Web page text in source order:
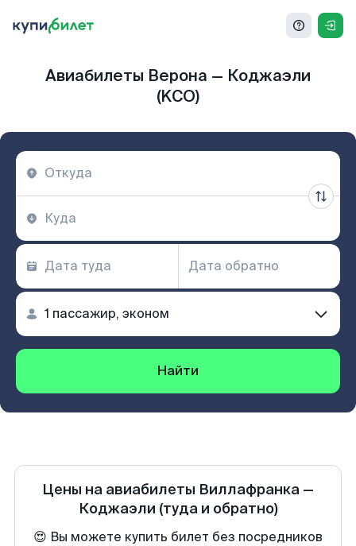
Авиабилеты Верона — Коджаэли
(KCO)
Найти
Цены на авиабилеты Виллафранка —
Коджаэли (туда и обратно)
😍 Вы можете купить билет без посредников